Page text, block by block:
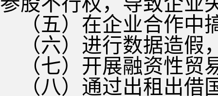
（五）在企业合作
（六）进行数据造
（七）开展融资性贸
（八）通过出租出